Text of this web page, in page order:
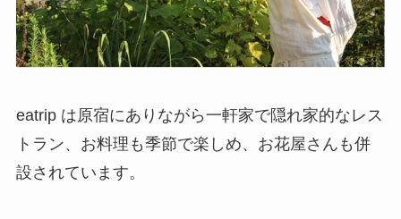
eatrip は原宿にありながら一軒家で隠れ家的なレス
トラン、お料理も季節で楽しめ、お花屋さんも併
設されています。